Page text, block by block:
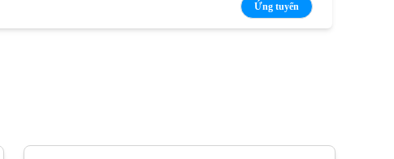
Ứng tuyển